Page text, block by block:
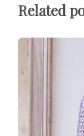
Related